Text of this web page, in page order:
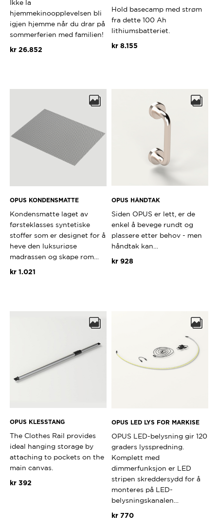
Ikke la
hjemmekinoopplevelsen bli
igjen hjemme når du drar på
sommerferien med familien!
kr26.852
Hold basecamp med strøm
fra dette 100 Ah
lithiumsbatteriet.
kr 8.155
OPUS KONDENSMATTE
Kondensmatte laget av
førsteklasses syntetiske
stoffer som er designet for å
heve den luksuriøse
madrassen og skape rom…
kr1.021
OPUS HÅNDTAK
Siden OPUS er lett, er de
enkel å bevege rundt og
plassere etter behov - men
håndtak kan…
kr 928
OPUS KLESSTANG
The Clothes Rail provides
ideal hanging storage by
attaching to pockets on the
main canvas.
kr392
OPUS LED LYS FOR MARKISE
OPUS LED-belysning gir 120
graders lysspredning.
Komplett med
dimmerfunksjon er LED
stripen skreddersydd for å
monteres på LED-
belysningskanalen…
kr 770